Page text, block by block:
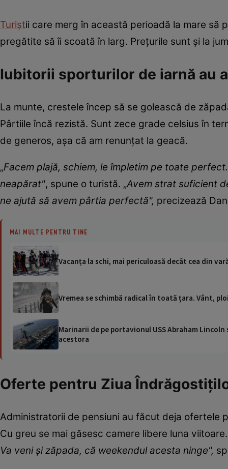
Turiştii care merg în această perioadă la mare să
pregătite să îi scoată în larg. Preţurile sunt şi la
Iubitorii sporturilor de iarnă au
La munte, crestele încep să se golească de
Pârtiile încă rezistă. Sunt zece grade celsius în
de generos, aşa că am renunţat la geacă.
„Facem plajă, schiem, le împletim pe toate
neapărat", spune o turistă. „Avem strat suficient
ne ajută să avem pârtia perfectă", precizează
MAI MULTE PENTRU TINE
Vacanța la schi, mai periculoasă decât cea din
Vremea se schimbă radical în toată țara. Vânt,
Marinarii de pe portavionul USS Abraham
acestora
Oferte pentru Ziua
Administratorii de pensiuni au făcut deja ofertele
Cu greu se mai găsesc camere libere luna viitoare.
Va veni şi zăpada, că weekendul acesta ninge",